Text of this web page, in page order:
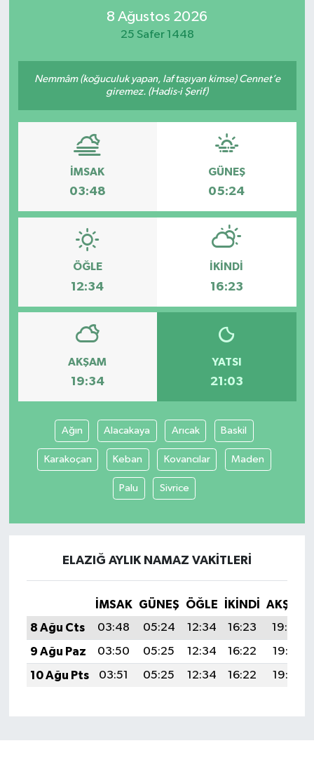
8 Ağustos 2026
25 Safer 1448
Nemmâm (koğuculuk yapan, laf taşıyan kimse) Cennet’e
giremez. (Hadis-i Şerif)
İMSAK
03:48
GÜNEŞ
05:24
ÖĞLE
12:34
İKINDI
16:23
AKŞAM
19:34
YATSI
21:03
Ağın Alacakaya Arıcak Baskil
Karakoçan Keban Kovancılar Maden
Palu Sivrice
ELAZIĞ AYLIK NAMAZ VAKITLERI
İMSAK GÜNEŞ ÖĞLE İKINDI
AKŞAM
8 Ağu Cts
03:48 05:24 12:34 16:23
19:34
9 Ağu Paz
03:50 05:25 12:34 16:22
19:33
10 Ağu Pts
03:51 05:25 12:34 16:22 19:32
Kültür Sanat
Magazin
Sağlık
Turizm